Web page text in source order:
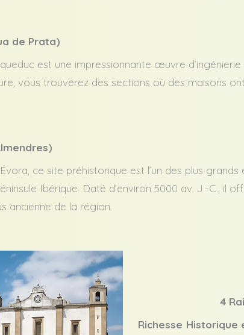
de Prata)
est une impressionnante œuvre d’ingénierie
vous trouverez des sections où des maisons
ce site préhistorique est l’un des plus
Ibérique. Daté d’environ 5000 av. J.-C., il
ancienne de la région.
4
Richesse Historique